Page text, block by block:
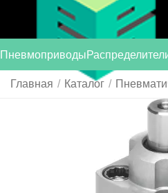
Пневмоприводы
Главная / Каталог /